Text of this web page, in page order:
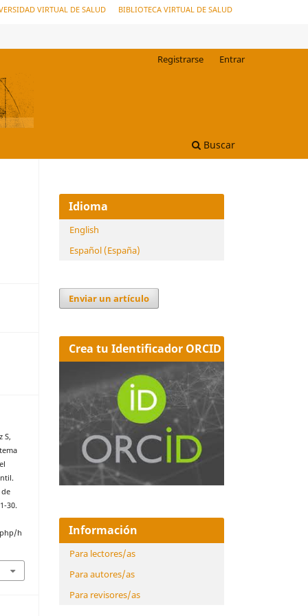
BIBLIOTECA VIRTUAL DE SALUD
VIRTUAL DE SALUD
Buscar
Registrarse Entrar
S,
30.
h
Idioma
English
Español (España)
Enviar un artículo
Crea tu Identificador ORCID
Información
Para lectores/as
Para autores/as
Para revisores/as